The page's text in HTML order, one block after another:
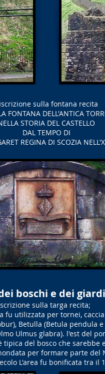
sulla fontana recita
FONTANA DELL'ANTICA
STORIA DEL CASTELLO
DAL TEMPO DI
REGINA DI SCOZIA
boschi e dei
sulla targa recita;
fu utilizzata per tornei,
Betulla (Betula pendula
Ulmus glabra). l'est del
tipica del bosco che
per formare parte
L'area fu bonificata tra